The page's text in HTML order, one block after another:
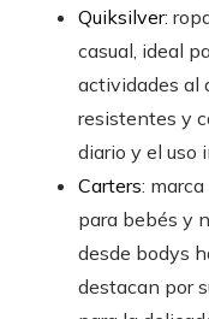
Quiksilver:
casual, ideal
actividades al
resistentes y
diario y el uso
Carters:
para bebés y
desde bodys
destacan por